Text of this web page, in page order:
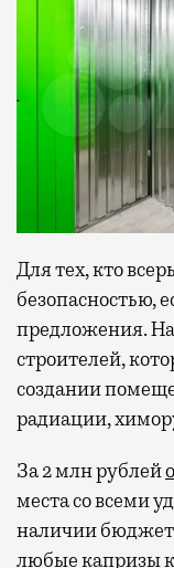
Для тех, кто
безопасностью,
предложения.
строителей,
создании
радиации,
За 2 млн рублей
места со всеми
наличии
любые капризы